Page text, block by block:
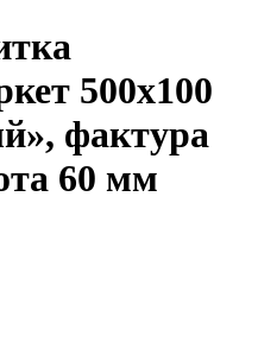
500х100
фактура
60 мм